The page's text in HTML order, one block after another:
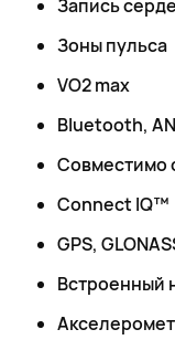
Запись
Зоны пульса
VO2 max
Bluetooth,
Совместимо
Connect IQ™
GPS,
Встроенный